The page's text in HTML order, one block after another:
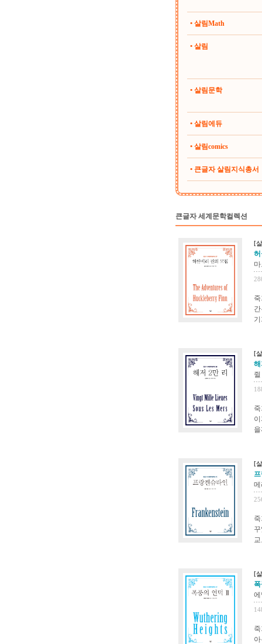
• 살림Math
• 살림
• 살림문학
• 살림에듀
• 살림comics
• 큰글자 살림지식총서
큰글자 세계문학컬렉션
[
허
[
해
[
프
메
[
폭
에